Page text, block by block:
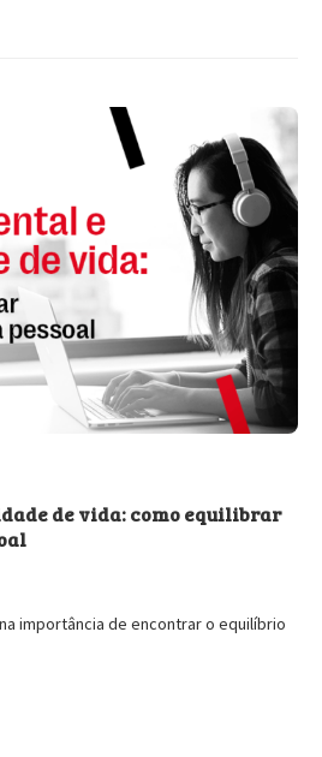
de vida: como equilibrar
importância de encontrar o equilíbrio